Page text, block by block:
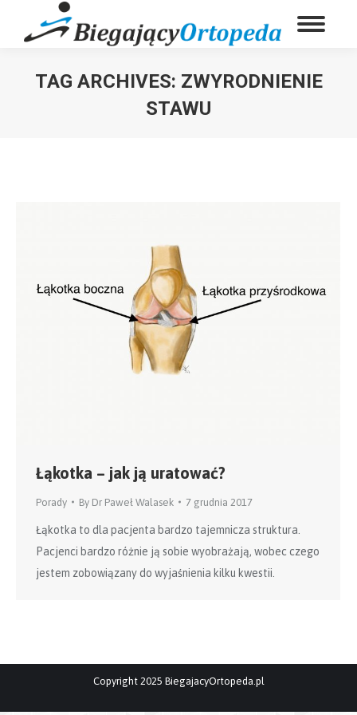
TAG ARCHIVES: ZWYRODNIENIE
STAWU
Łąkotka – jak ją uratować?
Porady By Dr Paweł Walasek 7 grudnia 2017
Łąkotka to dla pacjenta bardzo tajemnicza struktura.
Pacjenci bardzo różnie ją sobie wyobrażają, wobec czego
jestem zobowiązany do wyjaśnienia kilku kwestii.
Copyright 2025 BiegajacyOrtopeda.pl